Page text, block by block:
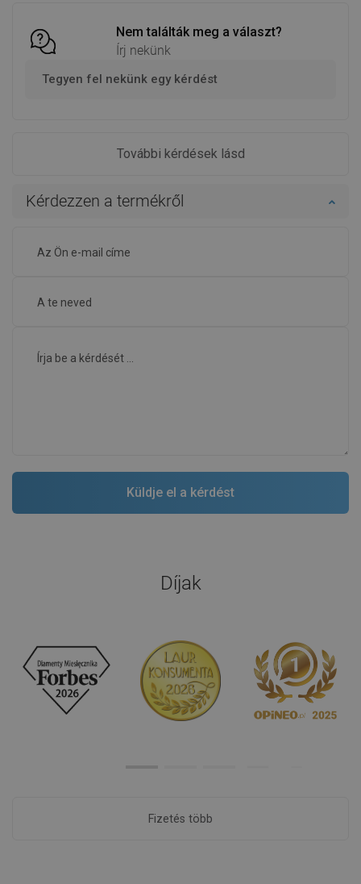
Nem találták meg a választ?
Írj nekünk
Tegyen fel nekünk egy kérdést
További kérdések lásd
Kérdezzen a termékről
Díjak
Fizetés több